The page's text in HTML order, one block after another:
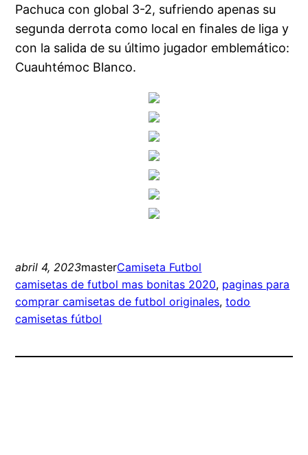
Pachuca con global 3-2, sufriendo apenas su
segunda derrota como local en finales de liga y
con la salida de su último jugador emblemático:
Cuauhtémoc Blanco.
abril 4, 2023masterCamiseta Futbol
camisetas de futbol mas bonitas 2020, paginas para
comprar camisetas de futbol originales, todo
camisetas fútbol